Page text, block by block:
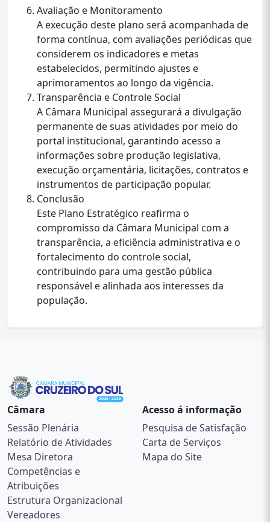
Avaliação e Monitoramento
A execução deste plano será acompanhada de
forma contínua, com avaliações periódicas que
considerem os indicadores e metas
estabelecidos, permitindo ajustes e
aprimoramentos ao longo da vigência.
Transparência e Controle Social
A Câmara Municipal assegurará a divulgação
permanente de suas atividades por meio do
portal institucional, garantindo acesso a
informações sobre produção legislativa,
execução orçamentária, licitações, contratos e
instrumentos de participação popular.
Conclusão
Este Plano Estratégico reafirma o
compromisso da Câmara Municipal com a
transparência, a eficiência administrativa e o
fortalecimento do controle social,
contribuindo para uma gestão pública
responsável e alinhada aos interesses da
população.
Câmara
Sessão Plenária
Relatório de Atividades
Mesa Diretora
Competências e
Atribuições
Estrutura Organizacional
Vereadores
Acesso á informação
Pesquisa de Satisfação
Carta de Serviços
Mapa do Site